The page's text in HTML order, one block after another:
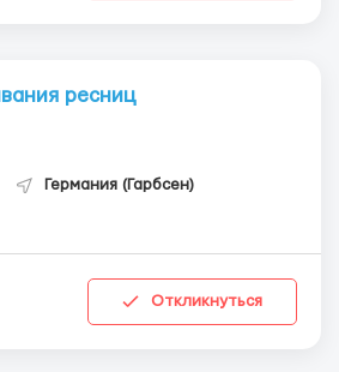
ресниц
Германия (Гарбсен)
Откликнуться